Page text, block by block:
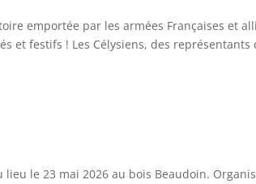
emportée par les armées Françaises et
et festifs ! Les Célysiens, des représentants
le 23 mai 2026 au bois Beaudoin.